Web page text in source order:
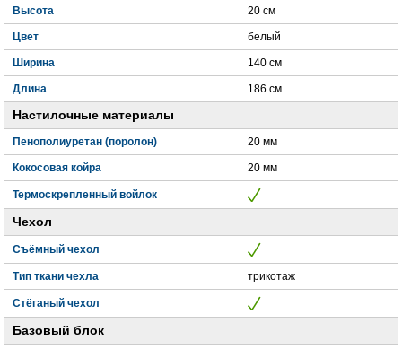
Высота 20 см
Цвет белый
Ширина 140 см
Длина 186 см
Настилочные материалы
Пенополиуретан (поролон) 20 мм
Кокосовая койра 20 мм
Термоскрепленный войлок
Чехол
Съёмный чехол
Тип ткани чехла трикотаж
Стёганый чехол
Базовый блок